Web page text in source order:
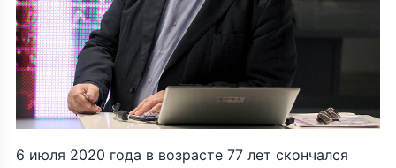
6 июля 2020 года в возрасте 77 лет скончался